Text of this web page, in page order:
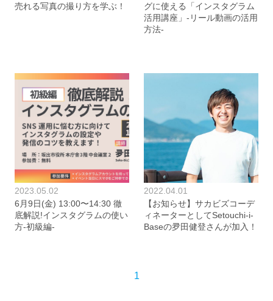
売れる写真の撮り方を学ぶ！
グに使える「インスタグラム
活用講座」-リール動画の活用
方法-
2023.05.02
6月9日(金) 13:00〜14:30 徹
底解説!インスタグラムの使い
方-初級編-
2022.04.01
【お知らせ】サカビズコーデ
ィネーターとしてSetouchi-i-
Baseの夛田健登さんが加入！
1